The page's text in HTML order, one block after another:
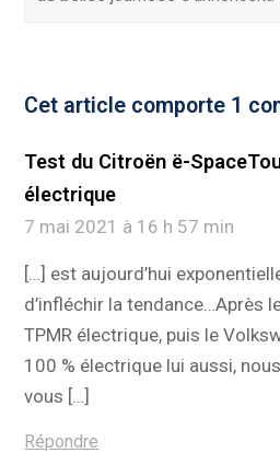
Cet article comporte 1
Test du Citroën ë-
électrique
7 mai 2021 à 16 h 57 min
[…] est aujourd’hui
d’infléchir la tendance…Après
TPMR électrique, puis le
100 % électrique lui aussi,
vous […]
Répondre